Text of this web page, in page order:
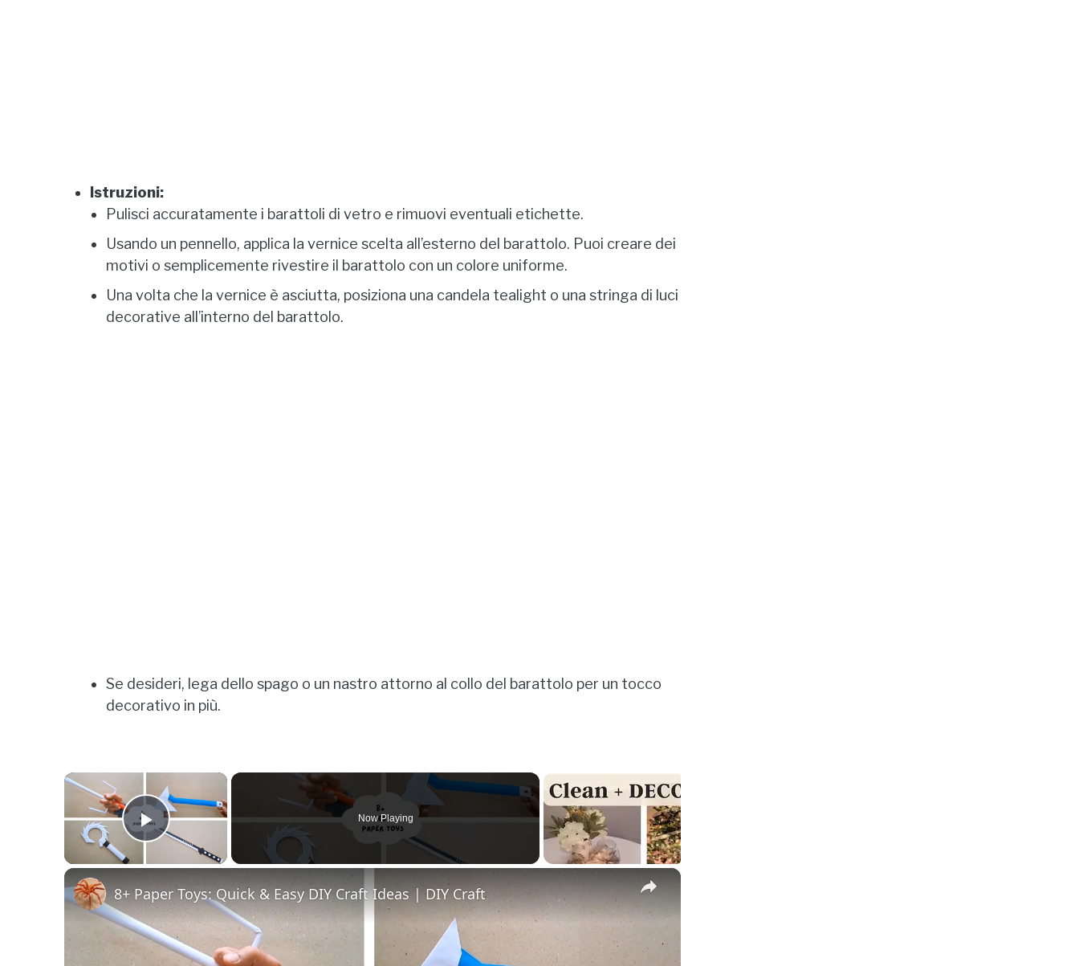
Istruzioni:
Pulisci accuratamente i barattoli di vetro e rimuovi eventuali etichette.
Usando un pennello, applica la vernice scelta all’esterno del barattolo. Puoi creare dei
motivi o semplicemente rivestire il barattolo con un colore uniforme.
Una volta che la vernice è asciutta, posiziona una candela tealight o una stringa di luci
decorative all’interno del barattolo.
Se desideri, lega dello spago o un nastro attorno al collo del barattolo per un tocco
decorativo in più.
×
Play Video
Now Playing
×
8+ Paper Toys: Quick & Easy DIY Craft Ideas | DIY Craft